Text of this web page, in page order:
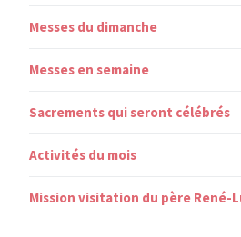
Messes du dimanche
Messes en semaine
Sacrements qui seront célébrés
Activités du mois
Mission visitation du père René-